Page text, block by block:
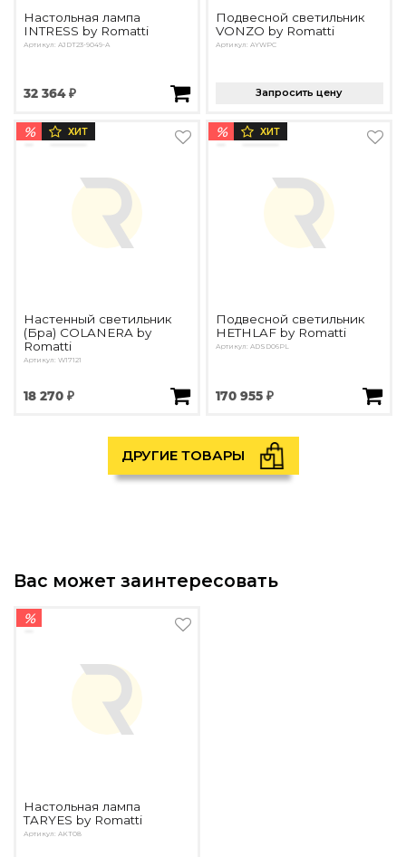
Настольная лампа
INTRESS by Romatti
Артикул: AJDT23-9049-A
32 364 ₽
Подвесной светильник
VONZO by Romatti
Артикул: AYWPC
Запросить цену
% ХИТ
Настенный светильник
(Бра) COLANERA by
Romatti
Артикул: W17121
18 270 ₽
% ХИТ
Подвесной светильник
HETHLAF by Romatti
Артикул: ADSD06PL
170 955 ₽
ДРУГИЕ ТОВАРЫ
Вас может заинтересовать
%
Настольная лампа
TARYES by Romatti
Артикул: AKT08